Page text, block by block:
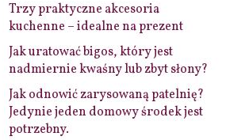
Trzy praktyczne akcesoria
kuchenne – idealne na prezent
Jak uratować bigos, który jest
nadmiernie kwaśny lub zbyt słony?
Jak odnowić zarysowaną patelnię?
Jedynie jeden domowy środek jest
potrzebny.